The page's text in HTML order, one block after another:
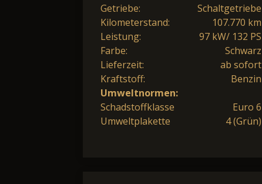
Getriebe:
Schaltgetriebe
Kilometerstand:
107.770 km
Leistung:
97 kW/ 132 PS
Farbe:
Schwarz
Lieferzeit:
ab sofort
Kraftstoff:
Benzin
Umweltnormen:
Schadstoffklasse
Euro 6
Umweltplakette
4 (Grün)